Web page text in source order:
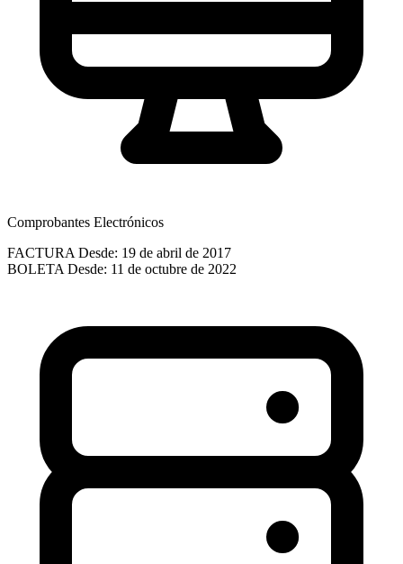
Comprobantes Electrónicos
FACTURA Desde: 19 de abril de 2017
BOLETA Desde: 11 de octubre de 2022